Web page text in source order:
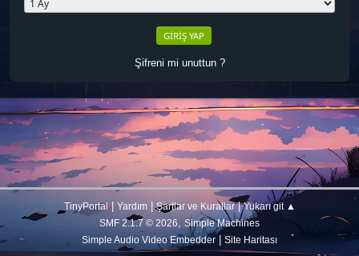
Şifreni mi unuttun ?
TinyPortal| Yardım|Şartlar ve Kurallar|Yukarı git ▲
SMF 2.1.7 © 2026, Simple Machines
Simple Audio Video Embedder
Site Haritası